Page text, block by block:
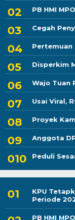
PB HMI
Cegah
Pertemuan
Disperkim
Wajo Tuan
Usai Viral,
Proyek
Anggota
Peduli
KPU
Periode
PB HMI